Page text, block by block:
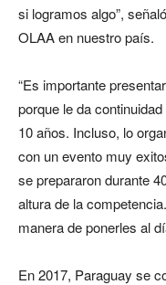
si logramos algo”, señaló
OLAA en nuestro país.
“Es importante
porque le da
10 años. Incluso, lo
con un evento muy
se prepararon durante
altura de la
manera de ponerles al
En 2017, Paraguay se